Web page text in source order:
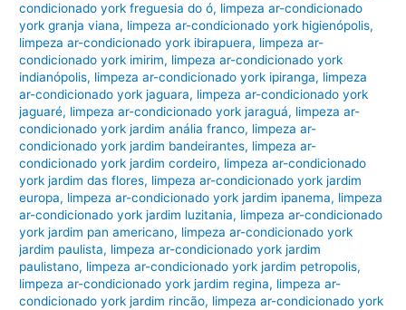
condicionado york freguesia do ó, limpeza ar-condicionado
york granja viana, limpeza ar-condicionado york higienópolis,
limpeza ar-condicionado york ibirapuera, limpeza ar-
condicionado york imirim, limpeza ar-condicionado york
indianópolis, limpeza ar-condicionado york ipiranga, limpeza
ar-condicionado york jaguara, limpeza ar-condicionado york
jaguaré, limpeza ar-condicionado york jaraguá, limpeza ar-
condicionado york jardim anália franco, limpeza ar-
condicionado york jardim bandeirantes, limpeza ar-
condicionado york jardim cordeiro, limpeza ar-condicionado
york jardim das flores, limpeza ar-condicionado york jardim
europa, limpeza ar-condicionado york jardim ipanema, limpeza
ar-condicionado york jardim luzitania, limpeza ar-condicionado
york jardim pan americano, limpeza ar-condicionado york
jardim paulista, limpeza ar-condicionado york jardim
paulistano, limpeza ar-condicionado york jardim petropolis,
limpeza ar-condicionado york jardim regina, limpeza ar-
condicionado york jardim rincão, limpeza ar-condicionado york